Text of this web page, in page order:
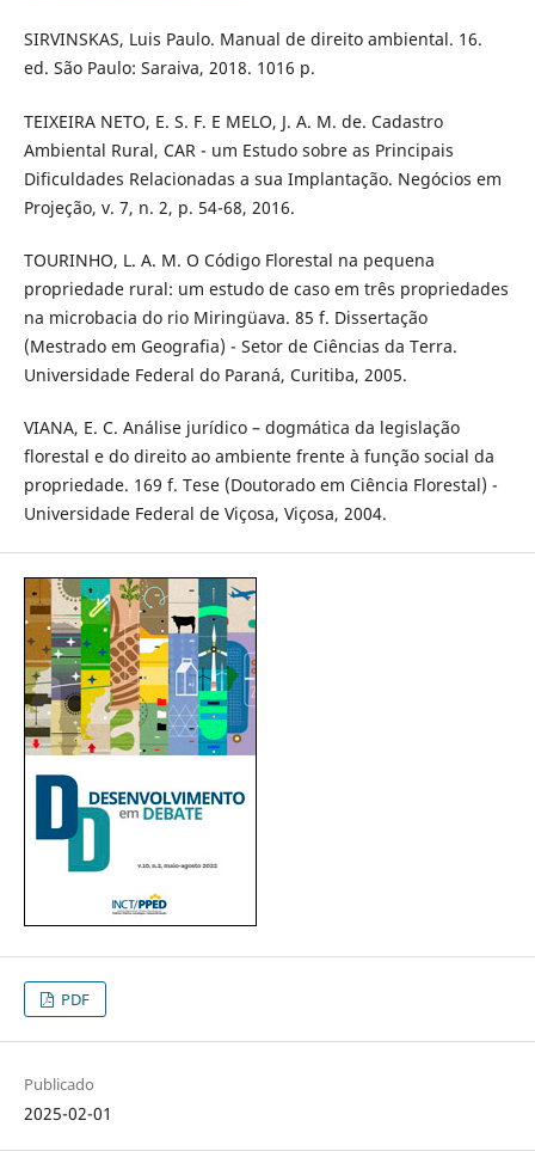
SIRVINSKAS, Luis Paulo. Manual de direito ambiental. 16.
ed. São Paulo: Saraiva, 2018. 1016 p.
TEIXEIRA NETO, E. S. F. E MELO, J. A. M. de. Cadastro
Ambiental Rural, CAR - um Estudo sobre as Principais
Dificuldades Relacionadas a sua Implantação. Negócios em
Projeção, v. 7, n. 2, p. 54-68, 2016.
TOURINHO, L. A. M. O Código Florestal na pequena
propriedade rural: um estudo de caso em três propriedades
na microbacia do rio Miringüava. 85 f. Dissertação
(Mestrado em Geografia) - Setor de Ciências da Terra.
Universidade Federal do Paraná, Curitiba, 2005.
VIANA, E. C. Análise jurídico – dogmática da legislação
florestal e do direito ao ambiente frente à função social da
propriedade. 169 f. Tese (Doutorado em Ciência Florestal) -
Universidade Federal de Viçosa, Viçosa, 2004.
PDF
Publicado
2025-02-01